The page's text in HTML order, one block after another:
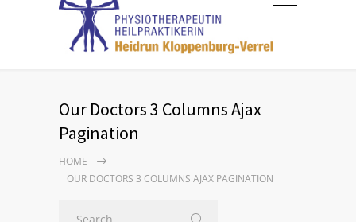
Our Doctors 3 Columns Ajax
Pagination
HOME
OUR DOCTORS 3 COLUMNS AJAX PAGINATION